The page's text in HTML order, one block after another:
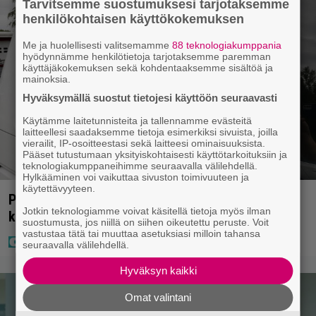
Poliisilla tehovalvonta – tästä kysymys ja näin
kauan kestää
Tarvitsemme suostumuksesi tarjotaksemme
henkilökohtaisen käyttökokemuksen
Me ja huolellisesti valitsemamme88 teknologiakumppania
hyödynnämme henkilötietoja tarjotaksemme paremman
käyttäjäkokemuksen sekä kohdentaaksemme sisältöä ja
mainoksia.
Hyväksymällä suostut tietojesi käyttöön seuraavasti
Käytämme laitetunnisteita ja tallennamme evästeitä
laitteellesi saadaksemme tietoja esimerkiksi sivuista, joilla
vierailit, IP-osoitteestasi sekä laitteesi ominaisuuksista.
Pääset tutustumaan yksityiskohtaisesti käyttötarkoituksiin ja
teknologiakumppaneihimme seuraavalla välilehdellä.
Hylkääminen voi vaikuttaa sivuston toimivuuteen ja
käytettävyyteen.
Jotkin teknologiamme voivat käsitellä tietoja myös ilman
suostumusta, jos niillä on siihen oikeutettu peruste. Voit
vastustaa tätä tai muuttaa asetuksiasi milloin tahansa
seuraavalla välilehdellä.
Hyväksyn kaikki
Omat valintani